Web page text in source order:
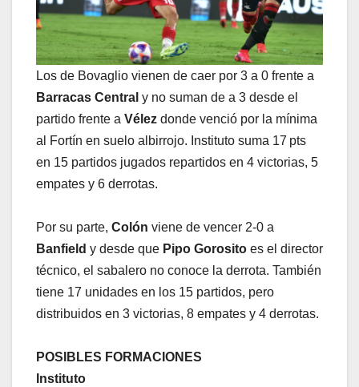
Los de Bovaglio vienen de caer por 3 a 0 frente a
Barracas Central y no suman de a 3 desde el
partido frente a Vélez donde venció por la mínima
al Fortín en suelo albirrojo. Instituto suma 17 pts
en 15 partidos jugados repartidos en 4 victorias, 5
empates y 6 derrotas.
Por su parte, Colón viene de vencer 2-0 a
Banfield y desde que Pipo Gorosito es el director
técnico, el sabalero no conoce la derrota. También
tiene 17 unidades en los 15 partidos, pero
distribuidos en 3 victorias, 8 empates y 4 derrotas.
POSIBLES FORMACIONES
Instituto